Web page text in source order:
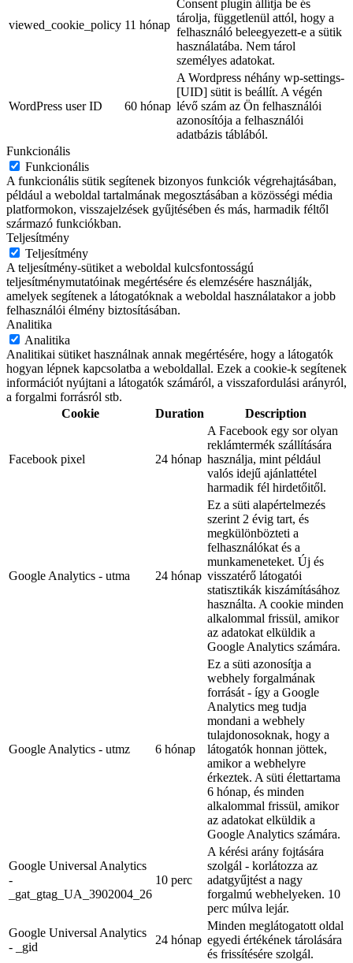
viewed_cookie_policy 11 hónap
Consent plugin állítja be és
tárolja, függetlenül attól, hogy a
felhasználó beleegyezett-e a sütik
használatába. Nem tárol
személyes adatokat.
WordPress user ID 60 hónap
A Wordpress néhány wp-settings-
[UID] sütit is beállít. A végén
lévő szám az Ön felhasználói
azonosítója a felhasználói
adatbázis táblából.
Funkcionális
Funkcionális
A funkcionális sütik segítenek bizonyos funkciók végrehajtásában,
például a weboldal tartalmának megosztásában a közösségi média
platformokon, visszajelzések gyűjtésében és más, harmadik féltől
származó funkciókban.
Teljesítmény
Teljesítmény
A teljesítmény-sütiket a weboldal kulcsfontosságú
teljesítménymutatóinak megértésére és elemzésére használják,
amelyek segítenek a látogatóknak a weboldal használatakor a jobb
felhasználói élmény biztosításában.
Analitika
Analitika
Analitikai sütiket használnak annak megértésére, hogy a látogatók
hogyan lépnek kapcsolatba a weboldallal. Ezek a cookie-k segítenek
információt nyújtani a látogatók számáról, a visszafordulási arányról,
a forgalmi forrásról stb.
Cookie
Duration Description
Facebook pixel 24 hónap
A Facebook egy sor olyan
reklámtermék szállítására
használja, mint például
valós idejű ajánlattétel
harmadik fél hirdetőitől.
Google Analytics - utma 24 hónap
Ez a süti alapértelmezés
szerint 2 évig tart, és
megkülönbözteti a
felhasználókat és a
munkameneteket. Új és
visszatérő látogatói
statisztikák kiszámításához
használta. A cookie minden
alkalommal frissül, amikor
az adatokat elküldik a
Google Analytics számára.
Google Analytics - utmz 6 hónap
Ez a süti azonosítja a
webhely forgalmának
forrását - így a Google
Analytics meg tudja
mondani a webhely
tulajdonosoknak, hogy a
látogatók honnan jöttek,
amikor a webhelyre
érkeztek. A süti élettartama
6 hónap, és minden
alkalommal frissül, amikor
az adatokat elküldik a
Google Analytics számára.
Google Universal Analytics
-
_gat_gtag_UA_3902004_26
10 perc
A kérési arány fojtására
szolgál - korlátozza az
adatgyűjtést a nagy
forgalmú webhelyeken. 10
perc múlva lejár.
Google Universal Analytics
- _gid
24 hónap
Minden meglátogatott oldal
egyedi értékének tárolására
és frissítésére szolgál.